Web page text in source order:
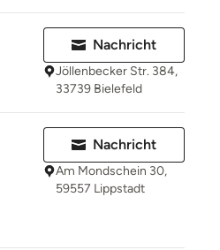
Nachricht
Jöllenbecker Str. 384,
33739 Bielefeld
Nachricht
Am Mondschein 30,
59557 Lippstadt